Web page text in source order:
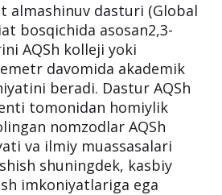
almashinuv dasturi (Global
bosqichida asosan2,3-
AQSh kolleji yoki
davomida akademik
beradi. Dastur AQSh
tomonidan homiylik
nomzodlar AQSh
va ilmiy muassasalari
shuningdek, kasbiy
imkoniyatlariga ega